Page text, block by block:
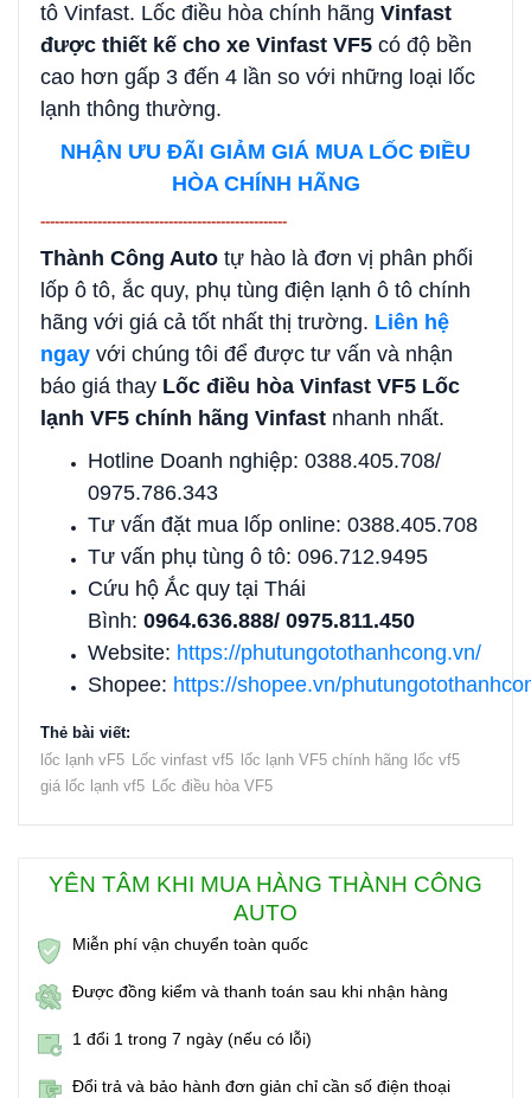
tô Vinfast. Lốc điều hòa chính hãng Vinfast
được thiết kế cho xe Vinfast VF5 có độ bền
cao hơn gấp 3 đến 4 lần so với những loại lốc
lạnh thông thường.
NHẬN ƯU ĐÃI GIẢM GIÁ MUA LỐC ĐIỀU
HÒA CHÍNH HÃNG
----------------------------------------------------
Thành Công Auto tự hào là đơn vị phân phối
lốp ô tô, ắc quy, phụ tùng điện lạnh ô tô chính
hãng với giá cả tốt nhất thị trường. Liên hệ
ngay với chúng tôi để được tư vấn và nhận
báo giá thay Lốc điều hòa Vinfast VF5 Lốc
lạnh VF5 chính hãng Vinfast nhanh nhất.
Hotline Doanh nghiệp: 0388.405.708/
0975.786.343
Tư vấn đặt mua lốp online: 0388.405.708
Tư vấn phụ tùng ô tô: 096.712.9495
Cứu hộ Ắc quy tại Thái
Bình: 0964.636.888/ 0975.811.450
Website: https://phutungotothanhcong.vn/
Shopee: https://shopee.vn/
Thẻ bài viết:
lốc lạnh vF5 Lốc vinfast vf5 lốc lạnh VF5 chính hãng
lốc vf5
giá lốc lạnh vf5 Lốc điều hòa VF5
YÊN TÂM KHI MUA HÀNG THÀNH CÔNG
AUTO
Miễn phí vận chuyển toàn quốc
Được đồng kiểm và thanh toán sau khi nhận hàng
1 đổi 1 trong 7 ngày (nếu có lỗi)
Đổi trả và bảo hành đơn giản chỉ cần số điện thoại